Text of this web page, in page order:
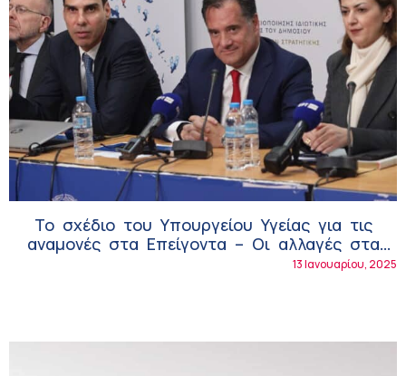
Το σχέδιο του Υπουργείου Υγείας για τις
αναμονές στα Επείγοντα – Οι αλλαγές στα
κέντρα Υγείας, το «βραχιολάκι» και το
13 Ιανουαρίου, 2025